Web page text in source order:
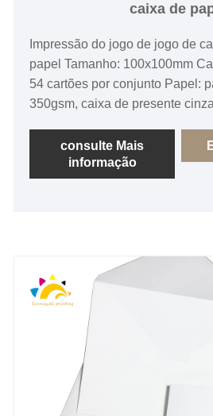
caixa de
Impressão do jogo de jogo de
papel Tamanho: 100x100mm Cartas por conjunto:
54 cartões por conjunto Papel:
350gsm, caixa de presente
brilhante Laminação Matt em
tamanho, coleta, encolhimento,
consulte Mais
informação